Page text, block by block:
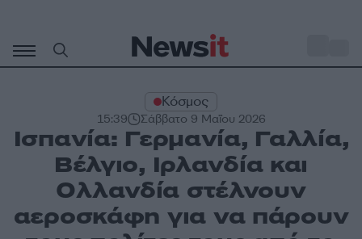
περιεχόμενο
Κόσμος
15:39 Σάββατο 9 Μαΐου 2026
Ισπανία: Γερμανία, Γαλλία,
Βέλγιο, Ιρλανδία και
Ολλανδία στέλνουν
αεροσκάφη για να πάρουν